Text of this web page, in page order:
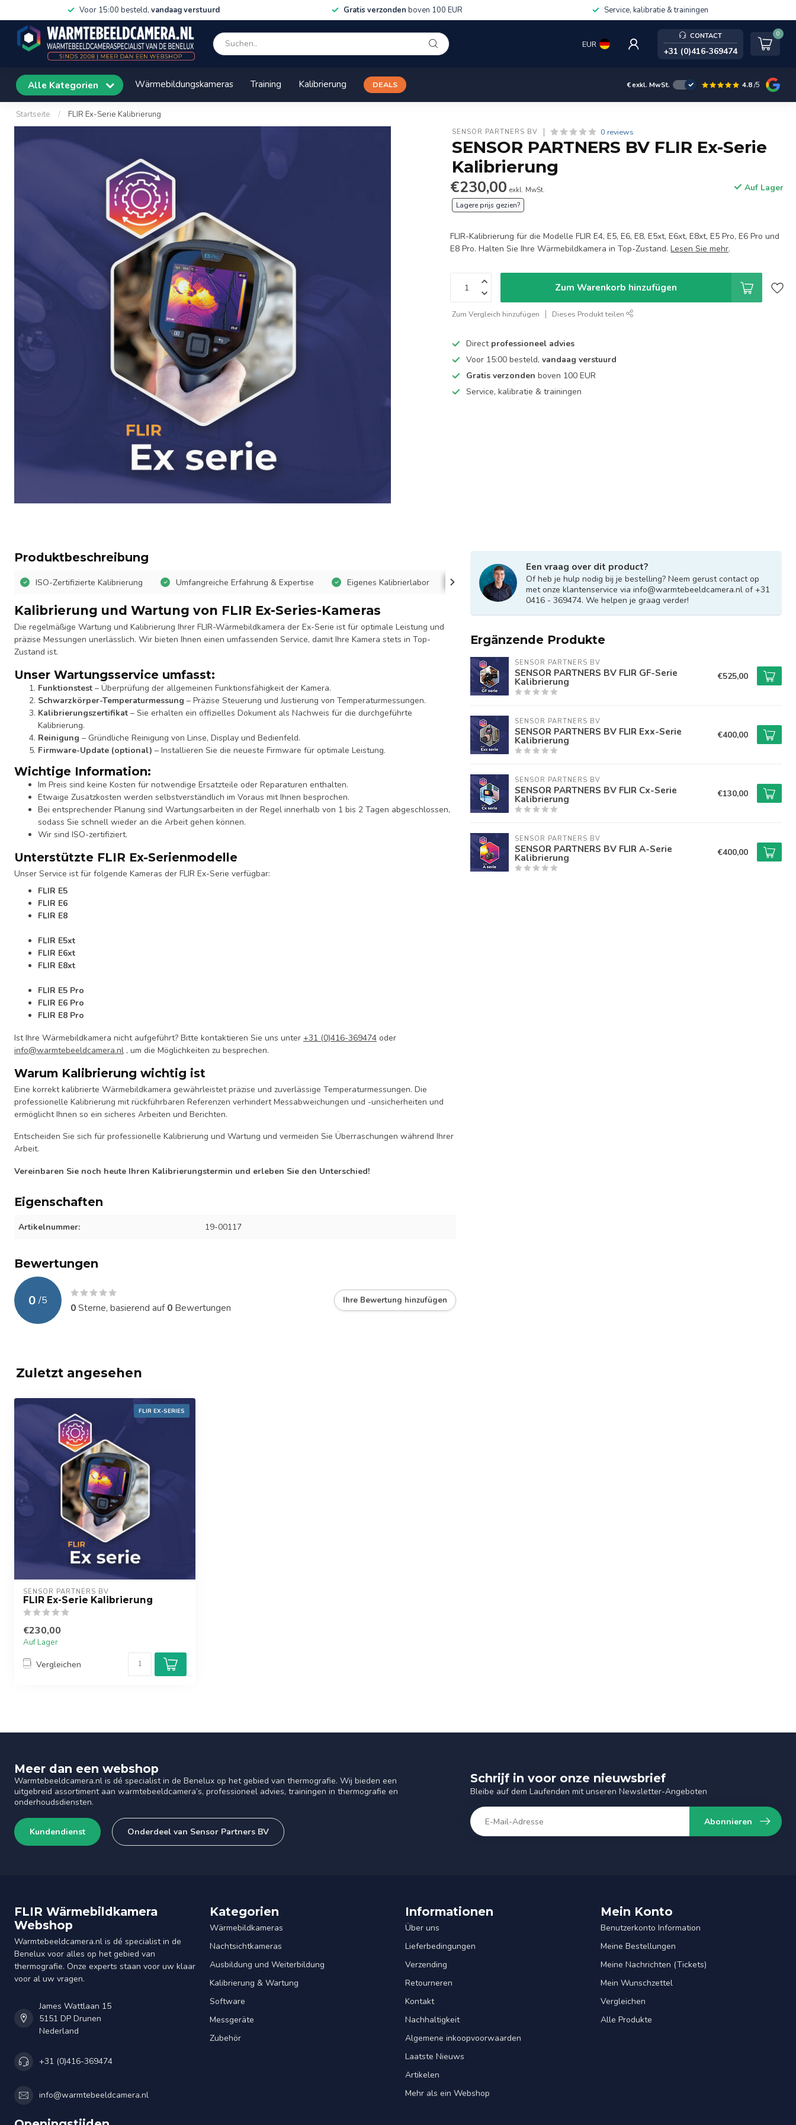
Voor 15:00 besteld, vandaag verstuurd Gratis verzonden boven 100 EUR Service, kalibratie & trainingen
EUR
CONTACT
+31 (0)416-369474
0
Alle Kategorien Wärmebildungskameras Training Kalibrierung DEALS €exkl. MwSt. 4.8/5
Startseite / FLIR Ex-Serie Kalibrierung
SENSOR PARTNERS BV 0 reviews
SENSOR PARTNERS BV FLIR Ex-Serie
Kalibrierung
€230,00 exkl. MwSt. Auf Lager
Lagere prijs gezien?
FLIR-Kalibrierung für die Modelle FLIR E4, E5, E6, E8, E5xt, E6xt, E8xt, E5 Pro, E6 Pro und
E8 Pro. Halten Sie Ihre Wärmebildkamera in Top-Zustand.Lesen Sie mehr.
Zum Warenkorb hinzufügen
Zum Vergleich hinzufügen Dieses Produkt teilen
Direct professioneel advies
Voor 15:00 besteld,vandaag verstuurd
Gratis verzonden boven 100 EUR
Service, kalibratie & trainingen
Produktbeschreibung
ISO-Zertifizierte Kalibrierung Umfangreiche Erfahrung & Expertise Eigenes Kalibrierlabor Zuverlässige Messungen weiterhin durchführen
Kalibrierung und Wartung von FLIR Ex-Series-Kameras
Die regelmäßige Wartung und Kalibrierung Ihrer FLIR-Wärmebildkamera der Ex-Serie ist für optimale Leistung und
präzise Messungen unerlässlich. Wir bieten Ihnen einen umfassenden Service, damit Ihre Kamera stets in Top-
Zustand ist.
Unser Wartungsservice umfasst:
Funktionstest – Überprüfung der allgemeinen Funktionsfähigkeit der Kamera.
Schwarzkörper-Temperaturmessung – Präzise Steuerung und Justierung von Temperaturmessungen.
Kalibrierungszertifikat – Sie erhalten ein offizielles Dokument als Nachweis für die durchgeführte
Kalibrierung.
Reinigung – Gründliche Reinigung von Linse, Display und Bedienfeld.
Firmware-Update (optional) – Installieren Sie die neueste Firmware für optimale Leistung.
Wichtige Information:
Im Preis sind keine Kosten für notwendige Ersatzteile oder Reparaturen enthalten.
Etwaige Zusatzkosten werden selbstverständlich im Voraus mit Ihnen besprochen.
Bei entsprechender Planung sind Wartungsarbeiten in der Regel innerhalb von 1 bis 2 Tagen abgeschlossen,
sodass Sie schnell wieder an die Arbeit gehen können.
Wir sind ISO-zertifiziert.
Unterstützte FLIR Ex-Serienmodelle
Unser Service ist für folgende Kameras der FLIR Ex-Serie verfügbar:
FLIR E5
FLIR E6
FLIR E8
FLIR E5xt
FLIR E6xt
FLIR E8xt
FLIR E5 Pro
FLIR E6 Pro
FLIR E8 Pro
Ist Ihre Wärmebildkamera nicht aufgeführt? Bitte kontaktieren Sie uns unter +31 (0)416-369474 oder
info@warmtebeeldcamera.nl , um die Möglichkeiten zu besprechen.
Warum Kalibrierung wichtig ist
Eine korrekt kalibrierte Wärmebildkamera gewährleistet präzise und zuverlässige Temperaturmessungen. Die
professionelle Kalibrierung mit rückführbaren Referenzen verhindert Messabweichungen und -unsicherheiten und
ermöglicht Ihnen so ein sicheres Arbeiten und Berichten.
Entscheiden Sie sich für professionelle Kalibrierung und Wartung und vermeiden Sie Überraschungen während Ihrer
Arbeit.
Vereinbaren Sie noch heute Ihren Kalibrierungstermin und erleben Sie den Unterschied!
Eigenschaften
Artikelnummer: 19-00117
Bewertungen
0 /5
0Sterne, basierend auf0 Bewertungen
Ihre Bewertung hinzufügen
Een vraag over dit product?
Of heb je hulp nodig bij je bestelling? Neem gerust contact op
met onze klantenservice via info@warmtebeeldcamera.nl of +31
0416 - 369474. We helpen je graag verder!
Ergänzende Produkte
SENSOR PARTNERS BV
SENSOR PARTNERS BV FLIR GF-Serie
Kalibrierung €525,00
SENSOR PARTNERS BV
SENSOR PARTNERS BV FLIR Exx-Serie
Kalibrierung €400,00
SENSOR PARTNERS BV
SENSOR PARTNERS BV FLIR Cx-Serie
Kalibrierung €130,00
SENSOR PARTNERS BV
SENSOR PARTNERS BV FLIR A-Serie
Kalibrierung €400,00
Zuletzt angesehen
FLIR EX-SERIES
SENSOR PARTNERS BV
FLIR Ex-Serie Kalibrierung
€230,00
Auf Lager
Vergleichen
Meer dan een webshop
Warmtebeeldcamera.nl is dé specialist in de Benelux op het gebied van thermografie. Wij bieden een
uitgebreid assortiment aan warmtebeeldcamera’s, professioneel advies, trainingen in thermografie en
onderhoudsdiensten.
Kundendienst Onderdeel van Sensor Partners BV
Schrijf in voor onze nieuwsbrief
Bleibe auf dem Laufenden mit unseren Newsletter-Angeboten
Abonnieren
FLIR Wärmebildkamera
Webshop
Warmtebeeldcamera.nl is dé specialist in de
Benelux voor alles op het gebied van
thermografie. Onze experts staan voor uw klaar
voor al uw vragen.
James Wattlaan 15
5151 DP Drunen
Nederland
+31 (0)416-369474
info@warmtebeeldcamera.nl
Kategorien
Wärmebildkameras
Nachtsichtkameras
Ausbildung und Weiterbildung
Kalibrierung & Wartung
Software
Messgeräte
Zubehör
Informationen
Über uns
Lieferbedingungen
Verzending
Retourneren
Kontakt
Nachhaltigkeit
Algemene inkoopvoorwaarden
Laatste Nieuws
Artikelen
Mehr als ein Webshop
Mein Konto
Benutzerkonto Information
Meine Bestellungen
Meine Nachrichten (Tickets)
Mein Wunschzettel
Vergleichen
Alle Produkte